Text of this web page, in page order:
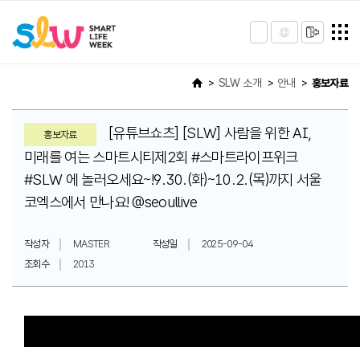
SLW 소개 안내 홍보자료
홍보자료
[유튜브쇼츠] [SLW] 사람을 위한 AI,
미래를 여는 스마트시티제2회 #스마트라이프위크
#SLW 에 놀러오세요~!9.30.(화)~10.2.(목)까지 서울
코엑스에서 만나요! ​​⁠‪@seoullive‬
작성자 MASTER 작성일
2025-09-04
조회수
2013